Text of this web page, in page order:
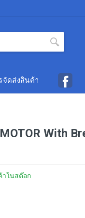
จัดส่งสินค้า
With
ในสต๊อก